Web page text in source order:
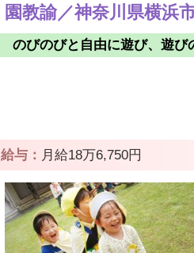
園教諭／神奈川県横浜
のびのびと自由に遊び、遊
給与： 月給18万6,750円